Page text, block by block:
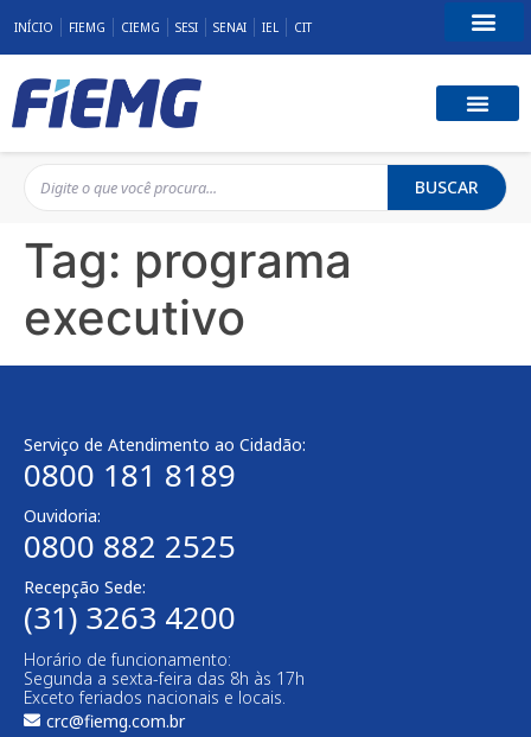
INÍCIO FIEMG CIEMG SESI SENAI IEL CIT
BUSCAR
Tag: programa
executivo
Serviço de Atendimento ao Cidadão:
0800 181 8189
Ouvidoria:
0800 882 2525
Recepção Sede:
(31) 3263 4200
Horário de funcionamento:
Segunda a sexta-feira das 8h às 17h
Exceto feriados nacionais e locais.
crc@fiemg.com.br